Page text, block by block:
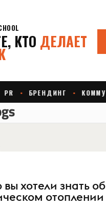
вы хотели знать об
отоплении